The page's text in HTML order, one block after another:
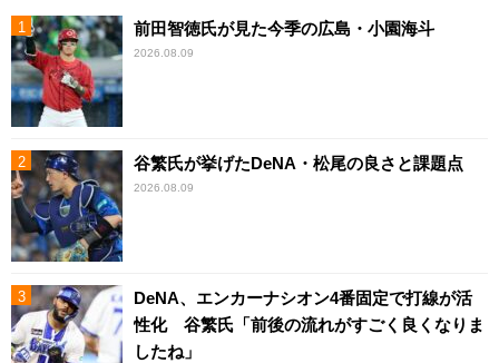
前田智徳氏が見た今季の広島・小園海斗
2026.08.09
谷繁氏が挙げたDeNA・松尾の良さと課題点
2026.08.09
DeNA、エンカーナシオン4番固定で打線が活
性化 谷繁氏「前後の流れがすごく良くなりま
したね」